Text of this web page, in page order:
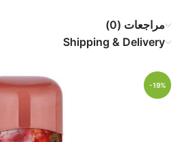
مراجعات (0)
Shipping & Delivery
-19%